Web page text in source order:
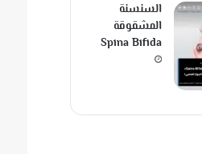
السنسنة
المشقوقة
Spina Bifida